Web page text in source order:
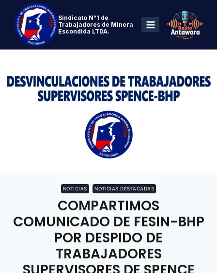
Sindicato N°1 de
Trabajadores de Minera
Escondida LTDA.
NOTICIAS NOTICIAS DESTACADAS
COMPARTIMOS
COMUNICADO DE FESIN-BHP
POR DESPIDO DE
TRABAJADORES